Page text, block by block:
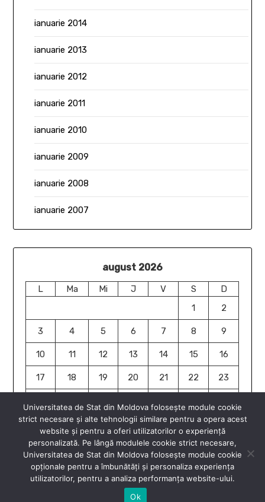
ianuarie 2014
ianuarie 2013
ianuarie 2012
ianuarie 2011
ianuarie 2010
ianuarie 2009
ianuarie 2008
ianuarie 2007
august 2026
L Ma Mi J V S
D
1
2
3 4 5 6 7 8 9
10 11 12 13 14 15 16
17 18 19 20 21 22 23
31
« iun.
© 2026 Științe Sociale USM
Universitatea de Stat din Moldova folosește module cookie
strict necesare și alte tehnologii similare pentru a opera acest
website și pentru a oferi utilizatorilor o experiență
personalizată. Pe lângă modulele cookie strict necesare,
Universitatea de Stat din Moldova folosește module cookie
opționale pentru a îmbunătăți și personaliza experiența
utilizatorilor, pentru a analiza performanța website-ului.
Ok